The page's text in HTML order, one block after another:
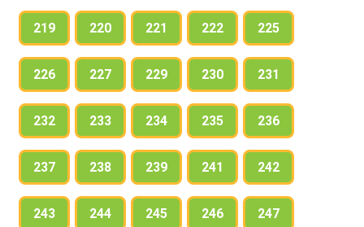
219 220 221 222 225
226 227 229 230 231
232 233 234 235 236
237 238 239 241 242
243 244 245 246 247